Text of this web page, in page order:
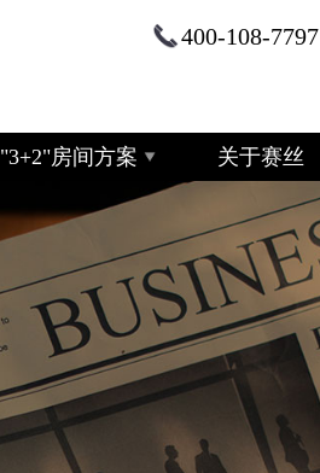
400-108-7797
"3+2"房间方案 关于赛丝